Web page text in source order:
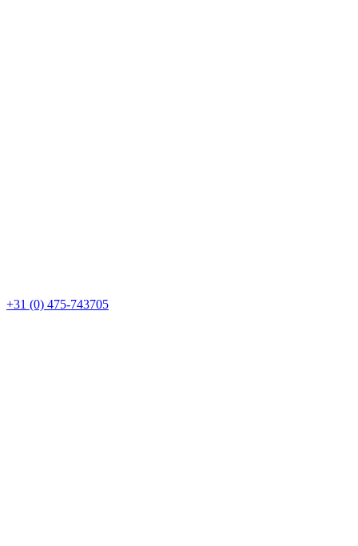
+31 (0) 475-743705